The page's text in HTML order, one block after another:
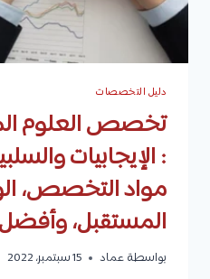
الجامعات
دليل التخصصات
تخصص العلوم
: الإيجابيات
مواد التخصص،
المستقبل،
بواسطة عماد 15 سبتمبر، 2022